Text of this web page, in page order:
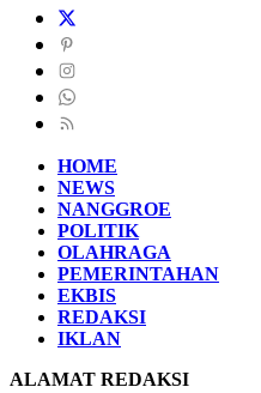
HOME
NEWS
NANGGROE
POLITIK
OLAHRAGA
PEMERINTAHAN
EKBIS
REDAKSI
IKLAN
ALAMAT REDAKSI